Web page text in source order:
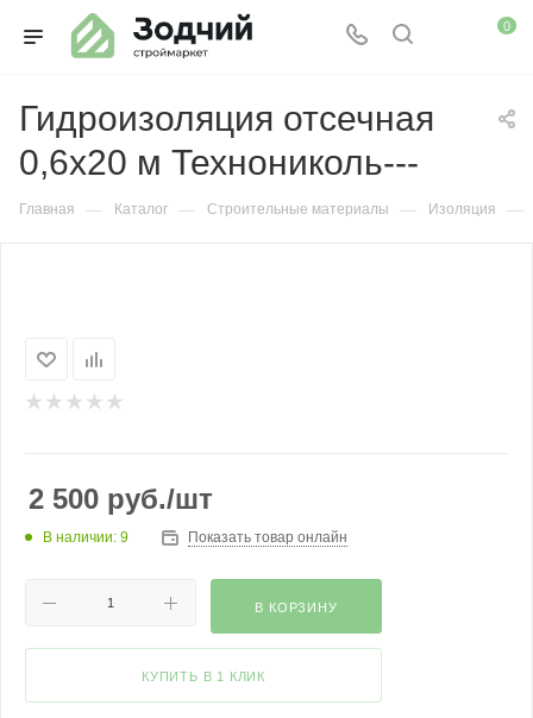
0
Гидроизоляция отсечная
0,6х20 м Технониколь---
Главная — Каталог — Строительные материалы — Изоляция —
2 500 руб./шт
В наличии: 9 Показать товар онлайн
В КОРЗИНУ
КУПИТЬ В 1 КЛИК